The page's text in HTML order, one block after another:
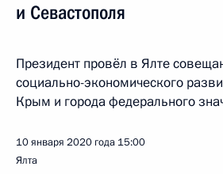
и Севастополя
Президент провёл в Ялте
социально-экономического
Крым и города федерального
10 января 2020 года 15:00
Ялта